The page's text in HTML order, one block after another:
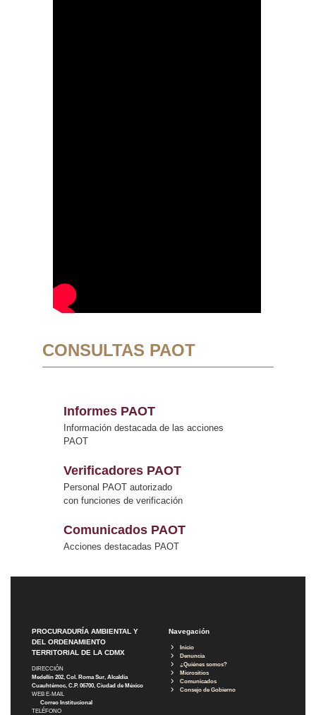
CONSULTAS PAOT
Informes PAOT
Información destacada de las acciones
PAOT
Verificadores PAOT
Personal PAOT autorizado
con funciones de verificación
Comunicados PAOT
Acciones destacadas PAOT
PROCURADURÍA AMBIENTAL Y
DEL ORDENAMIENTO
TERRITORIAL DE LA CDMX
DIRECCIÓN
Medellín 202, Col. Roma Sur, Alcaldía
Cuauhtémoc, C.P. 06700, Ciudad de México
WEB E-MAIL
Correo Institucional
TELÉFONO
Navegación
Inicio
Denuncia
¿Quiénes somos?
Micrositios
Comunicados
Consejo de Gobierno